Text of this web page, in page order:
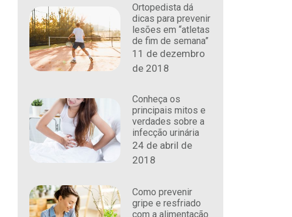
Ortopedista dá
dicas para prevenir
lesões em “atletas
de fim de semana”
11 de dezembro
de 2018
Conheça os
principais mitos e
verdades sobre a
infecção urinária
24 de abril de
2018
Como prevenir
gripe e resfriado
com a alimentação